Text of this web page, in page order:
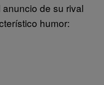
de su rival
humor: